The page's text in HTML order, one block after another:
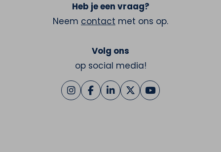
Heb je een vraag?
Neem contact met ons op.
Volg ons
op social media!